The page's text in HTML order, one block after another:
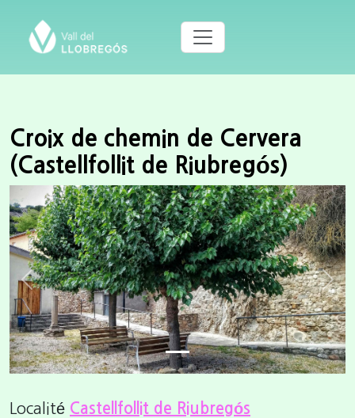
Croix de chemin de Cervera
(Castellfollit de Riubregós)
Previous Next
Localité Castellfollit de Riubregós